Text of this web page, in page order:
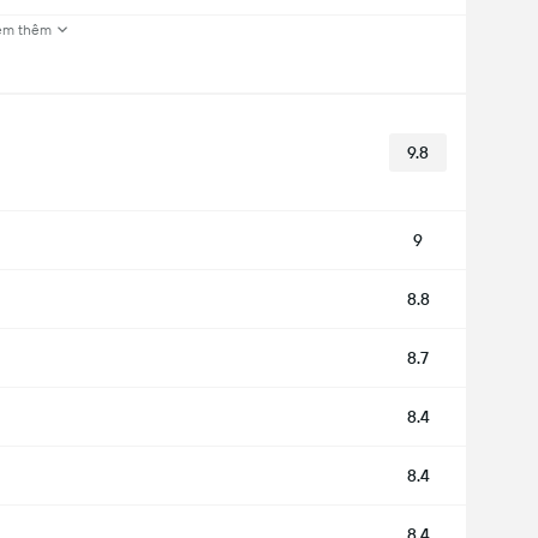
thêm
9.8
9
8.8
8.7
8.4
8.4